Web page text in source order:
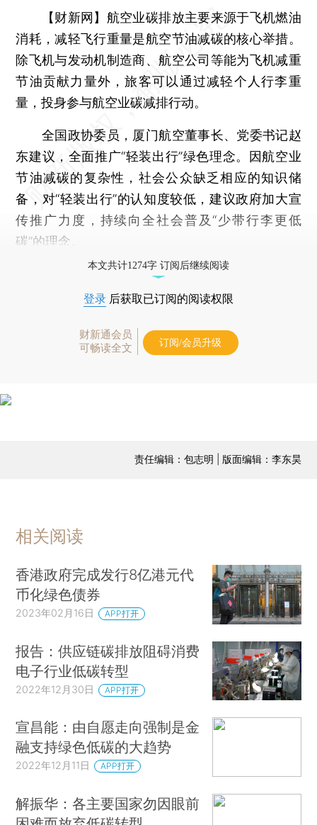
【财新网】 航空业碳排放主要来源于飞机燃油
消耗，减轻飞行重量是航空节油减碳的核心举措。
除飞机与发动机制造商、航空公司等能为飞机减重
节油贡献力量外，旅客可以通过减轻个人行李重
量，投身参与航空业碳减排行动。
全国政协委员，厦门航空董事长、党委书记赵
东建议，全面推广“轻装出行”绿色理念。因航空业
节油减碳的复杂性，社会公众缺乏相应的知识储
备，对“轻装出行”的认知度较低，建议政府加大宣
传推广力度，持续向全社会普及“少带行李更低
碳”的理念。
本文共计1274字 订阅后继续阅读
登录 后获取已订阅的阅读权限
财新通会员
可畅读全文
订阅/会员升级
责任编辑：包志明 | 版面编辑：李东昊
相关阅读
香港政府完成发行8亿港元代
币化绿色债券
2023年02月16日 APP打开
报告：供应链碳排放阻碍消费
电子行业低碳转型
2022年12月30日 APP打开
宣昌能：由自愿走向强制是金
融支持绿色低碳的大趋势
2022年12月11日 APP打开
解振华：各主要国家勿因眼前